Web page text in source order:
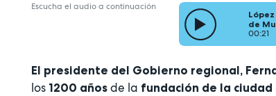
Escucha el audio a continuación
de
00:21
El presidente del Gobierno regional,
los 1200 años de la fundación de la ciudad